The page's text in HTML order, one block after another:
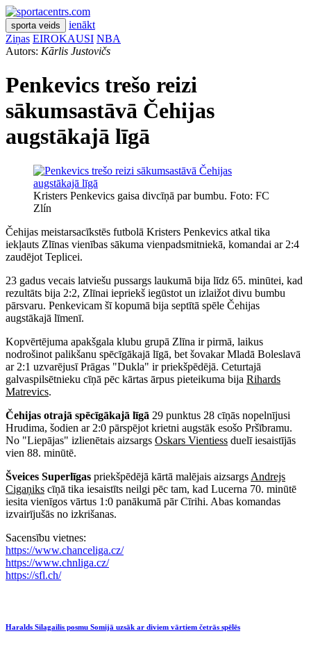
sporta veids
ienākt
Ziņas EIROKAUSI NBA
Autors: Kārlis Justovičs
Penkevics trešo reizi
sākumsastāvā Čehijas
augstākajā līgā
Kristers Penkevics gaisa divcīņā par bumbu. Foto: FC
Zlín
Čehijas meistarsacīkstēs futbolā Kristers Penkevics atkal tika
iekļauts Zlīnas vienības sākuma vienpadsmitniekā, komandai ar 2:4
zaudējot Teplicei.
23 gadus vecais latviešu pussargs laukumā bija līdz 65. minūtei, kad
rezultāts bija 2:2, Zlīnai iepriekš iegūstot un izlaižot divu bumbu
pārsvaru. Penkevicam šī kopumā bija septītā spēle Čehijas
augstākajā līmenī.
Kopvērtējuma apakšgala klubu grupā Zlīna ir pirmā, laikus
nodrošinot palikšanu spēcīgākajā līgā, bet šovakar Mladā Boleslavā
ar 2:1 uzvarējusī Prāgas "Dukla" ir priekšpēdējā. Ceturtajā
galvaspilsētnieku cīņā pēc kārtas ārpus pieteikuma bija Rihards
Matrevics.
Čehijas otrajā spēcīgākajā līgā 29 punktus 28 cīņās nopelnījusi
Hrudima, šodien ar 2:0 pārspējot krietni augstāk esošo Pršībramu.
No "Liepājas" izlienētais aizsargs Oskars Vientiess duelī iesaistījās
vien 88. minūtē.
Šveices Superlīgas priekšpēdējā kārtā malējais aizsargs Andrejs
Cigaņiks cīņā tika iesaistīts neilgi pēc tam, kad Lucerna 70. minūtē
iesita vienīgos vārtus 1:0 panākumā pār Cīrihi. Abas komandas
izvairījušās no izkrišanas.
Sacensību vietnes:
https://www.chanceliga.cz/
https://www.chnliga.cz/
https://sfl.ch/
Haralds Silagailis posmu Somijā uzsāk ar diviem vārtiem četrās spēlēs